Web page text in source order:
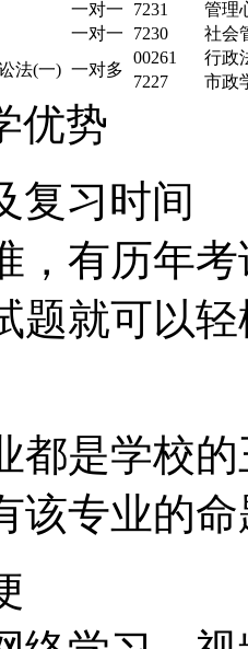
一对一 7231
管理
一对一 7230
社会
法(一) 一对多
00261
行政
7227
市政
优势
复习时间
，有历年
题就可以
都是学校
该专业的